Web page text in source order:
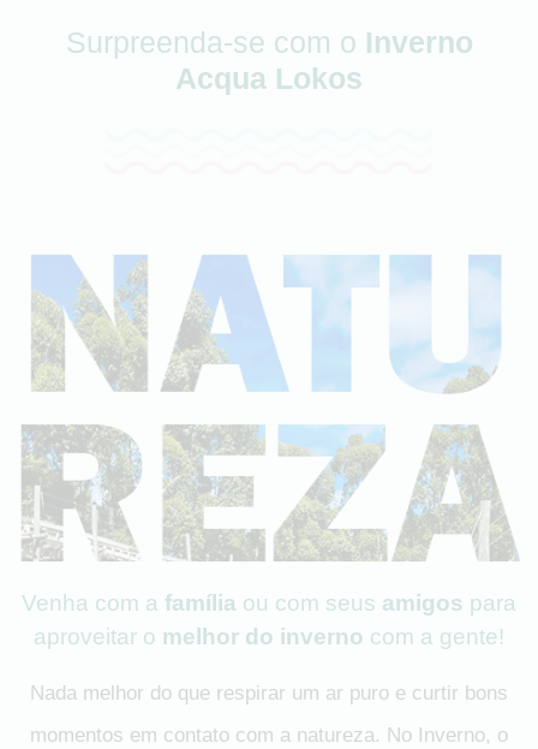
Surpreenda-se com o Inverno
Acqua Lokos
Venha com a família ou com seus amigos para
aproveitar o melhor do inverno com a gente!
Nada melhor do que respirar um ar puro e curtir bons
momentos em contato com a natureza. No Inverno, o